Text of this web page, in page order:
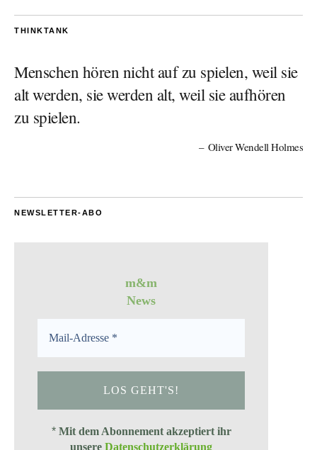
THINKTANK
Menschen hören nicht auf zu spielen, weil sie
alt werden, sie werden alt, weil sie aufhören
zu spielen.
Oliver Wendell Holmes
NEWSLETTER-ABO
m&m
News
* Mit dem Abonnement akzeptiert ihr
unsereDatenschutzerklärung